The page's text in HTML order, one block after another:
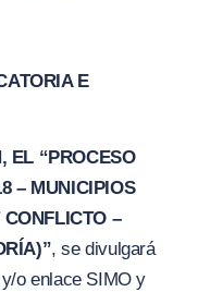
E
EL “PROCESO
– MUNICIPIOS
CONFLICTO –
)”, se divulgará
y/o enlace SIMO y